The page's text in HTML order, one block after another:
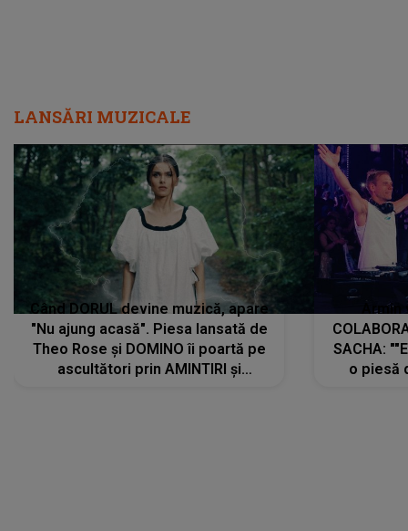
LANSĂRI MUZICALE
Când DORUL devine muzică, apare
"Nu ajung acasă". Piesa lansată de
Theo Rose și DOMINO îi poartă pe
ascultători prin AMINTIRI și
SACHA:
o piesă